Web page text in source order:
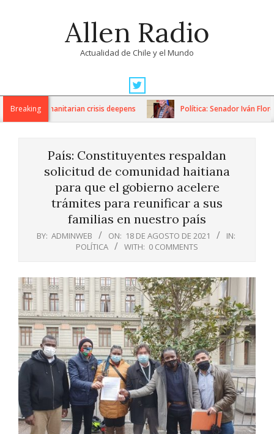
Allen Radio
Actualidad de Chile y el Mundo
Navigation
MenuBreaking
as humanitarian crisis deepens Política: Senador Iván Flores
País: Constituyentes respaldan
solicitud de comunidad haitiana
para que el gobierno acelere
trámites para reunificar a sus
familias en nuestro país
BY: ADMINWEB ON: 18 DE AGOSTO DE 2021
IN:
POLÍTICA
WITH: 0 COMMENTS